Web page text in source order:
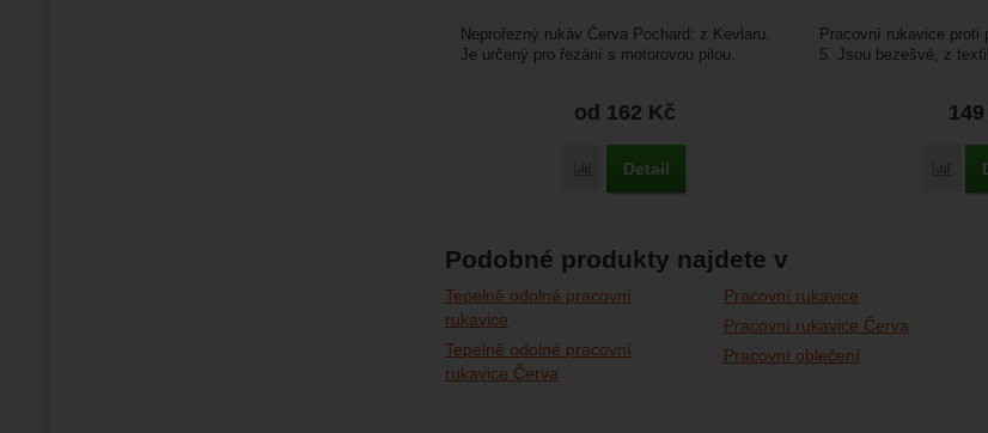
od 162 Kč
Porovnat
Detail
Neprořezný rukáv Červa Pochard: z Kevlaru.
Je určený pro řezání s motorovou pilou.
149
Pracovní rukavice proti
5. Jsou bezešvé, z
Podobné produkty najdete v
Tepelně odolné pracovní
rukavice
Tepelně odolné pracovní
rukavice Červa
Pracovní rukavice
Pracovní rukavice Červa
Pracovní oblečení